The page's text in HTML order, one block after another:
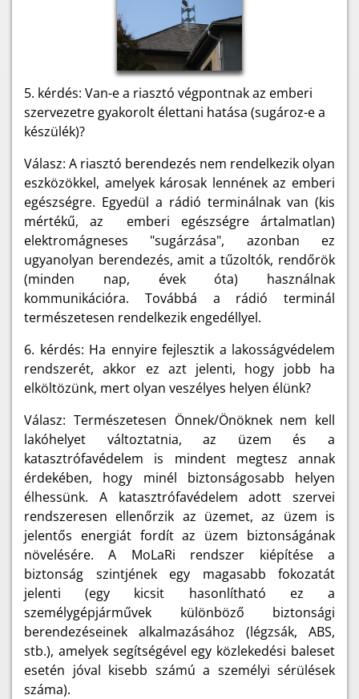
5. kérdés: Van-e a riasztó végpontnak az emberi
szervezetre gyakorolt élettani hatása (sugároz-e a
készülék)?
Válasz: A riasztó berendezés nem rendelkezik olyan
eszközökkel, amelyek károsak lennének az emberi
egészségre. Egyedül a rádió terminálnak van (kis
mértékű, az emberi egészségre ártalmatlan)
elektromágneses "sugárzása", azonban ez
ugyanolyan berendezés, amit a tűzoltók, rendőrök
(minden nap, évek óta) használnak
kommunikációra. Továbbá a rádió terminál
természetesen rendelkezik engedéllyel.
6. kérdés: Ha ennyire fejlesztik a lakosságvédelem
rendszerét, akkor ez azt jelenti, hogy jobb ha
elköltözünk, mert olyan veszélyes helyen élünk?
Válasz: Természetesen Önnek/Önöknek nem kell
lakóhelyet változtatnia, az üzem és a
katasztrófavédelem is mindent megtesz annak
érdekében, hogy minél biztonságosabb helyen
élhessünk. A katasztrófavédelem adott szervei
rendszeresen ellenőrzik az üzemet, az üzem is
jelentős energiát fordít az üzem biztonságának
növelésére. A MoLaRi rendszer kiépítése a
biztonság szintjének egy magasabb fokozatát
jelenti (egy kicsit hasonlítható ez a
személygépjárművek különböző biztonsági
berendezéseinek alkalmazásához (légzsák, ABS,
stb.), amelyek segítségével egy közlekedési baleset
esetén jóval kisebb számú a személyi sérülések
száma).